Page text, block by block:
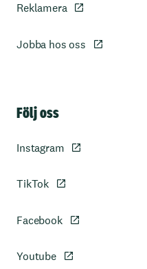
Reklamera
Jobba hos oss
Följ oss
Instagram
TikTok
Facebook
Youtube